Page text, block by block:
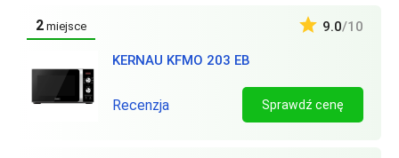
2 miejsce
KERNAU KFMO 203 EB
9.0/10
Recenzja Sprawdź cenę